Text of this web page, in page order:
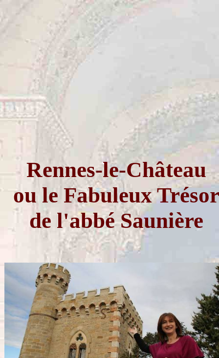
Rennes-le-Château
ou le Fabuleux Trésor
de l'abbé Saunière